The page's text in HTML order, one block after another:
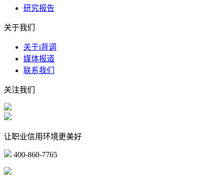
研究报告
关于我们
关于i背调
媒体报道
联系我们
关注我们
让职业信用环境更美好
400-860-7765